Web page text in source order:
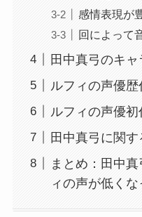
感情表現が
回によって
田中真弓のキャ
ルフィの声優歴
ルフィの声優初
田中真弓に関
まとめ：田中
ィの声が低く